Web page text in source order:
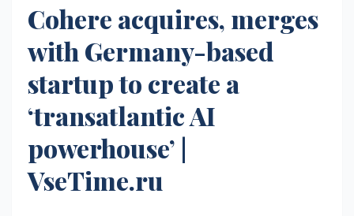
Cohere acquires, merges
with Germany-based
startup to create a
‘transatlantic AI
powerhouse’ |
VseTime.ru